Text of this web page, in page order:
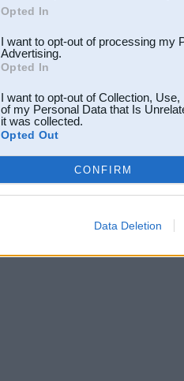
Opted In
I want to opt-out of processing my
Advertising.
Opted In
I want to opt-out of Collection,
of my Personal Data that Is
it was collected.
Opted Out
CONFIRM
Data Deletion